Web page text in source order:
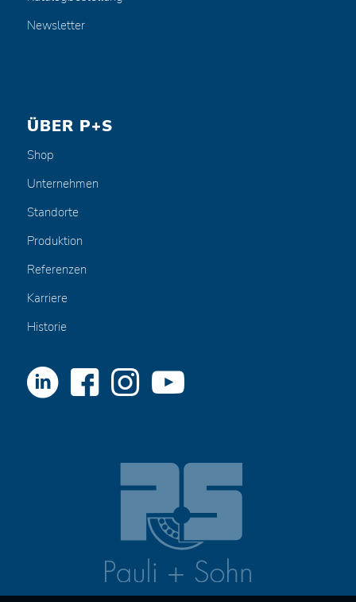
Newsletter
ÜBER P+S
Shop
Unternehmen
Standorte
Produktion
Referenzen
Karriere
Historie